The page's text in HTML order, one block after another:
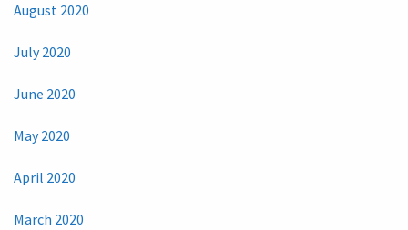
August 2020
July 2020
June 2020
May 2020
April 2020
March 2020